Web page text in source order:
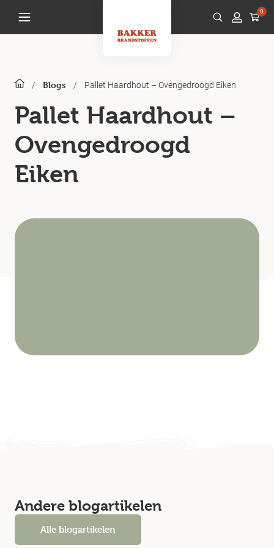
0
/ Blogs / Pallet Haardhout – Ovengedroogd Eiken
Pallet Haardhout –
Ovengedroogd
Eiken
Andere blogartikelen
Alle blogartikelen